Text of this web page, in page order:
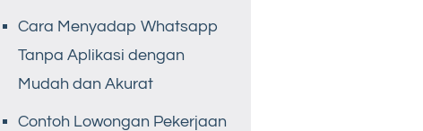
Cara Menyadap Whatsapp
Tanpa Aplikasi dengan
Mudah dan Akurat
Contoh Lowongan Pekerjaan